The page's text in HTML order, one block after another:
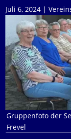
Juli 6, 2024 |
Gruppenfoto der
Frevel